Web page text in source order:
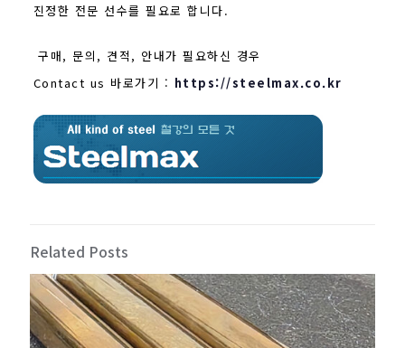
진정한 전문 선수를 필요로 합니다.
구매, 문의, 견적, 안내가 필요하신 경우
Contact us 바로가기 : https://steelmax.co.kr
Related Posts